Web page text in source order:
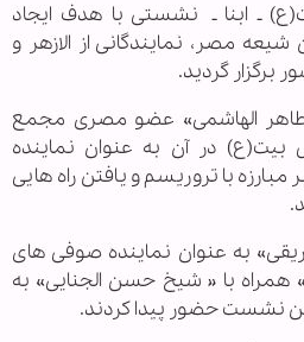
ـ ابنا ـ نشستی با هدف ایجاد
مصر، نمایندگانی از الازهر و
برگزار گردید.
الهاشمی» عضو مصری مجمع
در آن به عنوان نماینده
مبارزه با تروریسم و یافتن راه هایی
به عنوان نماینده صوفی های
با « شیخ حسن الجنایی» به
این نشست حضور پیدا کردند.